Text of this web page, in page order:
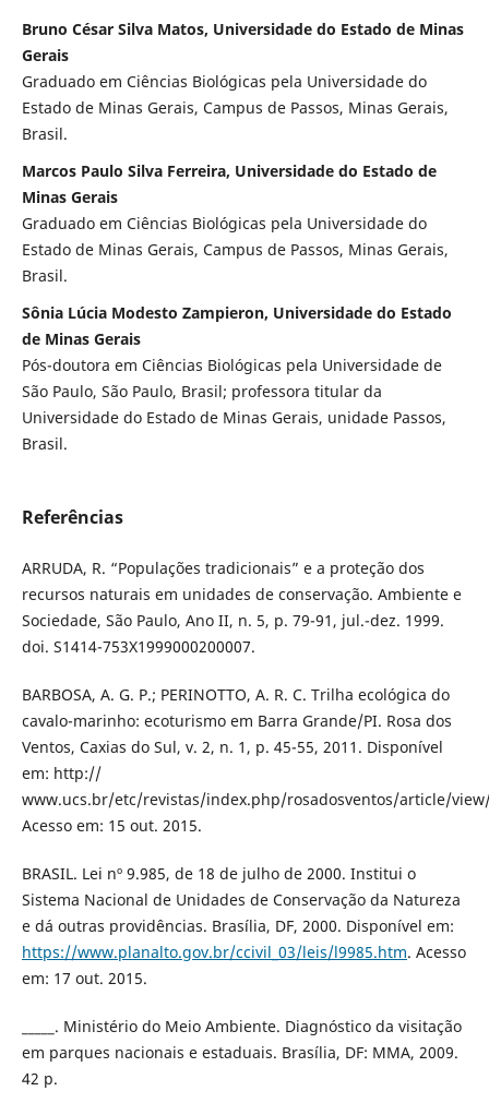
Bruno César Silva Matos, Universidade do Estado de Minas
Gerais
Graduado em Ciências Biológicas pela Universidade do
Estado de Minas Gerais, Campus de Passos, Minas Gerais,
Brasil.
Marcos Paulo Silva Ferreira, Universidade do Estado de
Minas Gerais
Graduado em Ciências Biológicas pela Universidade do
Estado de Minas Gerais, Campus de Passos, Minas Gerais,
Brasil.
Sônia Lúcia Modesto Zampieron, Universidade do Estado
de Minas Gerais
Pós-doutora em Ciências Biológicas pela Universidade de
São Paulo, São Paulo, Brasil; professora titular da
Universidade do Estado de Minas Gerais, unidade Passos,
Brasil.
Referências
ARRUDA, R. “Populações tradicionais” e a proteção dos
recursos naturais em unidades de conservação. Ambiente e
Sociedade, São Paulo, Ano II, n. 5, p. 79-91, jul.-dez. 1999.
doi. S1414-753X1999000200007.
BARBOSA, A. G. P.; PERINOTTO, A. R. C. Trilha ecológica do
cavalo-marinho: ecoturismo em Barra Grande/PI. Rosa dos
Ventos, Caxias do Sul, v. 2, n. 1, p. 45-55, 2011. Disponível
em: http://
www.ucs.br/etc/revistas/index.php/rosadosventos/article/
Acesso em: 15 out. 2015.
BRASIL. Lei nº 9.985, de 18 de julho de 2000. Institui o
Sistema Nacional de Unidades de Conservação da Natureza
e dá outras providências. Brasília, DF, 2000. Disponível em:
https://www.planalto.gov.br/ccivil_03/leis/l9985.htm. Acesso
em: 17 out. 2015.
_____. Ministério do Meio Ambiente. Diagnóstico da visitação
em parques nacionais e estaduais. Brasília, DF: MMA, 2009.
42 p.